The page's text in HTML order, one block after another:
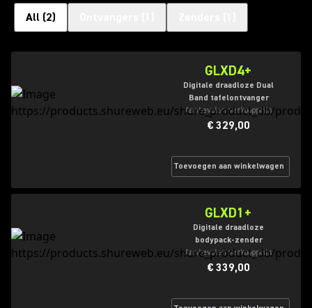
All (2)
GLXD4+
Digitale draadloze Dual
Band tafelontvanger
Aanbevolen verkoopprijs
€ 329,00
Toevoegen aan winkelwagen
GLXD1+
Digitale draadloze
bodypack-zender
Aanbevolen verkoopprijs
€ 339,00